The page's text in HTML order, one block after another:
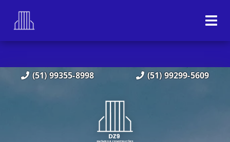
(51) 99355-8998 (51) 99299-5609